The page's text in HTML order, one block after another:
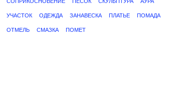
УЧАСТОК ОДЕЖДА ЗАНАВЕСКА ПЛАТЬЕ ПОМАДА
ОТМЕЛЬ СМАЗКА ПОМЕТ